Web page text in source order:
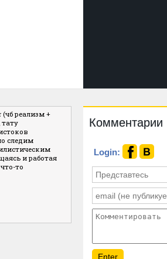
(чб реализм +
следим
и работая
что-то
Комментарии
Login: